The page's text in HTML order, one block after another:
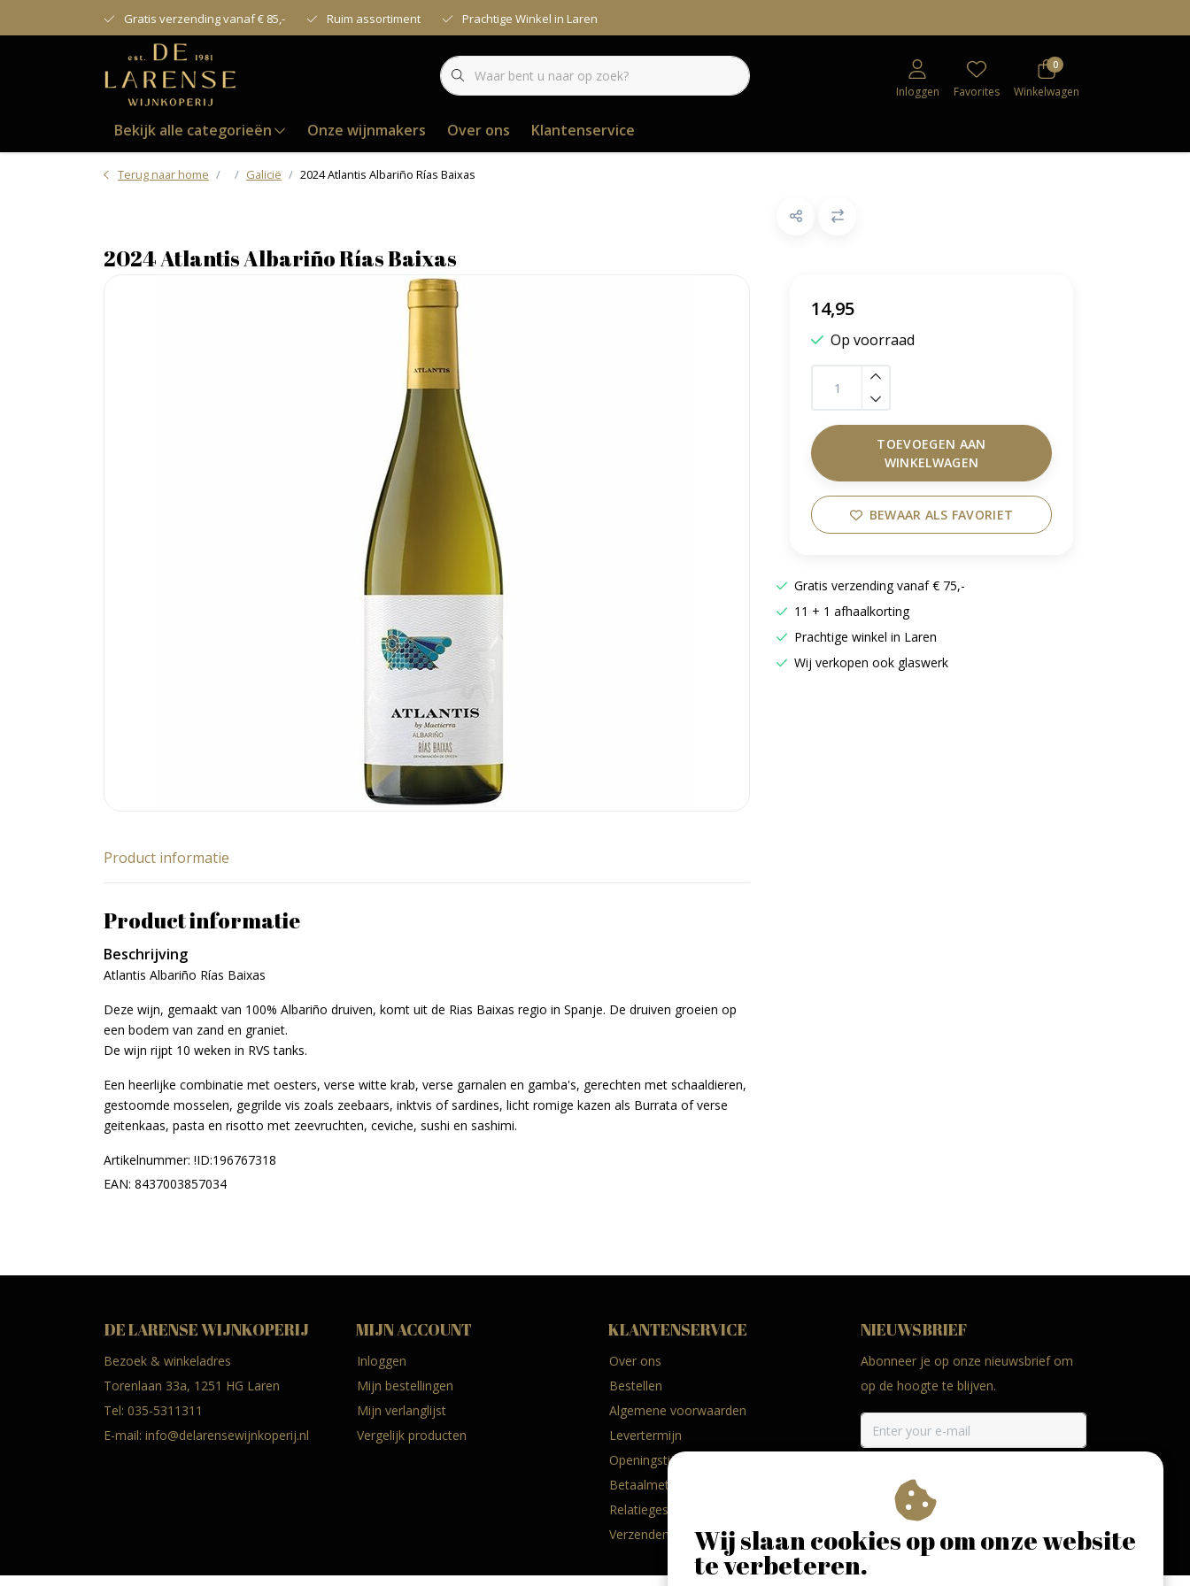
Gratis verzending vanaf € 85,- Ruim assortiment Prachtige Winkel in Laren
Inloggen Favorites
0
Winkelwagen
Bekijk alle categorieën Onze wijnmakers Over ons Klantenservice
Terug naar home Galicië 2024 Atlantis Albariño Rías Baixas
2024 Atlantis Albariño Rías Baixas
14,95
Op voorraad
TOEVOEGEN AAN
WINKELWAGEN
BEWAAR ALS FAVORIET
Gratis verzending vanaf € 75,-
11 + 1 afhaalkorting
Prachtige winkel in Laren
Wij verkopen ook glaswerk
Product informatie
Product informatie
Beschrijving
Atlantis Albariño Rías Baixas
Deze wijn, gemaakt van 100% Albariño druiven, komt uit de Rias Baixas regio in Spanje. De druiven groeien op
een bodem van zand en graniet.
De wijn rijpt 10 weken in RVS tanks.
Een heerlijke combinatie met oesters, verse witte krab, verse garnalen en gamba's, gerechten met schaaldieren,
gestoomde mosselen, gegrilde vis zoals zeebaars, inktvis of sardines, licht romige kazen als Burrata of verse
geitenkaas, pasta en risotto met zeevruchten, ceviche, sushi en sashimi.
Artikelnummer: !ID:196767318
EAN: 8437003857034
DE LARENSE WIJNKOPERIJ
Bezoek & winkeladres
Torenlaan 33a, 1251 HG Laren
Tel: 035-5311311
E-mail: info@delarensewijnkoperij.nl
MIJN ACCOUNT
Inloggen
Mijn bestellingen
Mijn verlanglijst
Vergelijk producten
KLANTENSERVICE
Over ons
Bestellen
Algemene voorwaarden
Levertermijn
Openingstijden
Betaalmethoden
Relatiegeschenken
Verzenden & retourneren
NIEUWSBRIEF
Abonneer je op onze nieuwsbrief om
op de hoogte te blijven.
ABONNEER
Wij slaan cookies op om onze website
te verbeteren.